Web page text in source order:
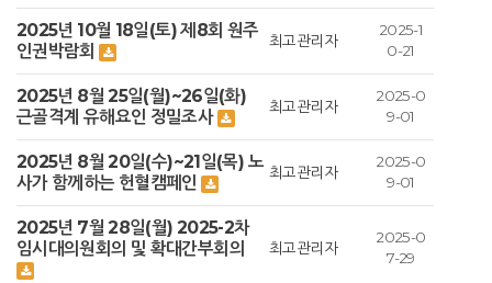
2025년 10월 18일(토) 제8회 원주
인권박람회
최고관리자
2025-1
0-21
2025년 8월 25일(월)~26일(화)
근골격계 유해요인 정밀조사
최고관리자
2025-0
9-01
2025년 8월 20일(수)~21일(목) 노
사가 함께하는 헌혈캠페인
최고관리자
2025-0
9-01
2025년 7월 28일(월) 2025-2차
임시대의원회의 및 확대간부회의
최고관리자
2025-0
7-29